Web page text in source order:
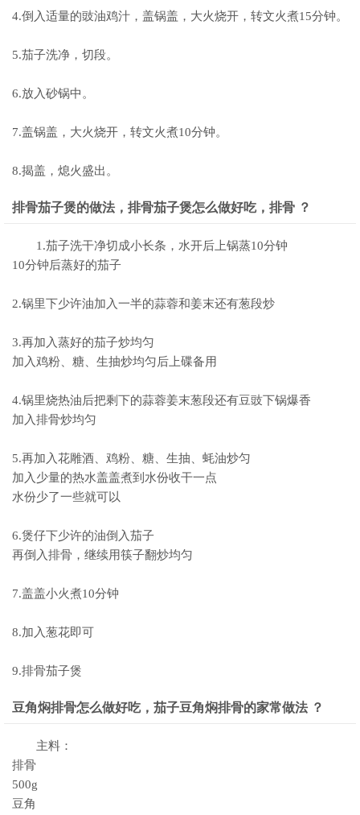
4.倒入适量的豉油鸡汁，盖锅盖，大火烧开，转文火煮15分钟。
5.茄子洗净，切段。
6.放入砂锅中。
7.盖锅盖，大火烧开，转文火煮10分钟。
8.揭盖，熄火盛出。
排骨茄子煲的做法，排骨茄子煲怎么做好吃，排骨 ？
1.茄子洗干净切成小长条，水开后上锅蒸10分钟
10分钟后蒸好的茄子
2.锅里下少许油加入一半的蒜蓉和姜末还有葱段炒
3.再加入蒸好的茄子炒均匀
加入鸡粉、糖、生抽炒均匀后上碟备用
4.锅里烧热油后把剩下的蒜蓉姜末葱段还有豆豉下锅爆香
加入排骨炒均匀
5.再加入花雕酒、鸡粉、糖、生抽、蚝油炒匀
加入少量的热水盖盖煮到水份收干一点
水份少了一些就可以
6.煲仔下少许的油倒入茄子
再倒入排骨，继续用筷子翻炒均匀
7.盖盖小火煮10分钟
8.加入葱花即可
9.排骨茄子煲
豆角焖排骨怎么做好吃，茄子豆角焖排骨的家常做法 ？
主料：
排骨
500g
豆角